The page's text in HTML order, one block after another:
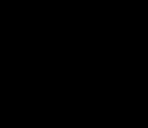
Aktrice nach ihrer Übersiedlung in
und letzten Mal zur DEFA